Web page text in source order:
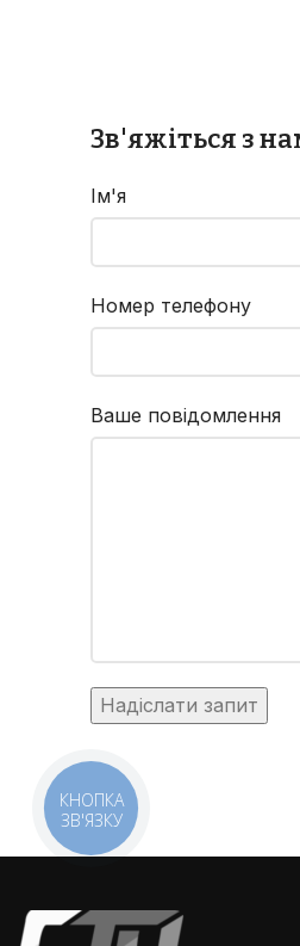
Зв'яжіться з
Ім'я
Номер телефону
Ваше повідомлення
КНОПКА
ЗВ'ЯЗКУ